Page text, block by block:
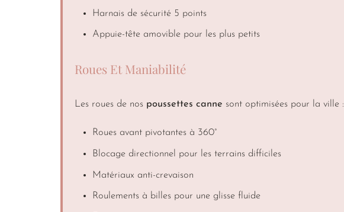
Harnais de sécurité 5 points
Appuie-tête amovible pour les plus petits
Roues Et Maniabilité
Les roues de nos poussettes canne sont optimisées pour la ville :
Roues avant pivotantes à 360°
Blocage directionnel pour les terrains difficiles
Matériaux anti-crevaison
Roulements à billes pour une glisse fluide